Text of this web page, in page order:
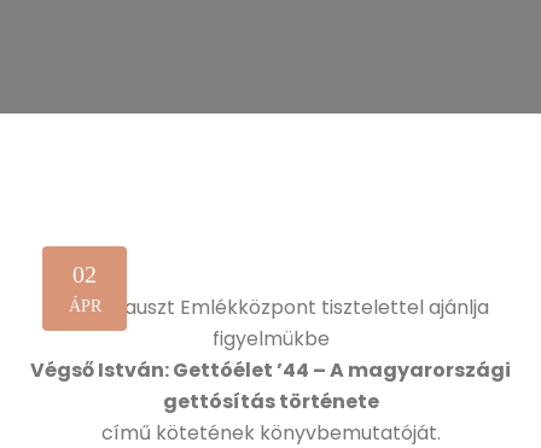
02
ÁPR
A Holokauszt Emlékközpont tisztelettel ajánlja
figyelmükbe
Végső István: Gettóélet ’44 – A magyarországi
gettósítás története
című kötetének könyvbemutatóját.